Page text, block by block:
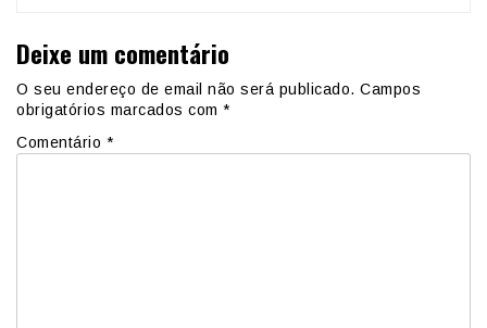
Deixe um comentário
O seu endereço de email não será publicado. Campos
obrigatórios marcados com *
Comentário *